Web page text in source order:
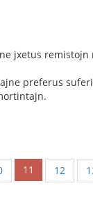
jxetus remistojn
preferus
11 12